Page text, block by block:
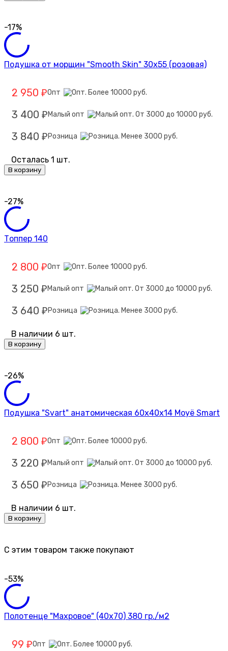
-17%
Подушка от морщин "Smooth Skin" 30х55 (розовая)
2 950 ₽Опт
3 400 ₽ Малый опт
3 840 ₽ Розница
Осталась 1 шт.
В корзину
-27%
Топпер 140
2 800 ₽Опт
3 250 ₽ Малый опт
3 640 ₽ Розница
В наличии 6 шт.
В корзину
-26%
Подушка "Svart" анатомическая 60х40х14 Moyё Smart
2 800 ₽Опт
3 220 ₽ Малый опт
3 650 ₽ Розница
В наличии 6 шт.
В корзину
C этим товаром также покупают
-53%
Полотенце "Махровое" (40х70) 380 гр./м2
99 ₽Опт